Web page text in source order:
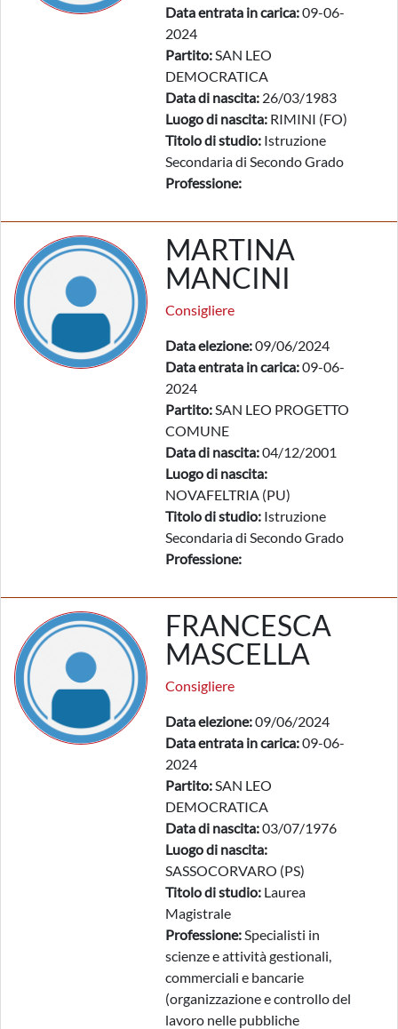
Data entrata in carica:09-06-
2024
Partito:SAN LEO
DEMOCRATICA
Data di nascita: 26/03/1983
Luogo di nascita: RIMINI (FO)
Titolo di studio: Istruzione
Secondaria di Secondo Grado
Professione:
MARTINA
MANCINI
Consigliere
Data elezione:09/06/2024
Data entrata in carica:09-06-
2024
Partito:SAN LEO PROGETTO
COMUNE
Data di nascita:04/12/2001
Luogo di nascita:
NOVAFELTRIA (PU)
Titolo di studio: Istruzione
Secondaria di Secondo Grado
Professione:
FRANCESCA
MASCELLA
Consigliere
Data elezione:09/06/2024
Data entrata in carica:09-06-
2024
Partito:SAN LEO
DEMOCRATICA
Data di nascita:03/07/1976
Luogo di nascita:
SASSOCORVARO (PS)
Titolo di studio: Laurea
Magistrale
Professione:Specialisti in
scienze e attività gestionali,
commerciali e bancarie
(organizzazione e controllo del
lavoro nelle pubbliche